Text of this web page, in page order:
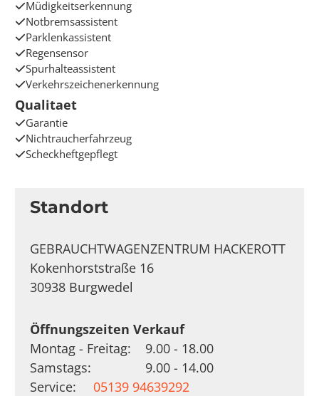
Müdigkeitserkennung
Notbremsassistent
Parklenkassistent
Regensensor
Spurhalteassistent
Verkehrszeichenerkennung
Qualitaet
Garantie
Nichtraucherfahrzeug
Scheckheftgepflegt
Standort
GEBRAUCHTWAGENZENTRUM HACKEROTT
Kokenhorststraße 16
30938 Burgwedel
Öffnungszeiten Verkauf
Montag - Freitag:
9.00 - 18.00
Samstags:
9.00 - 14.00
Service:
05139 94639292